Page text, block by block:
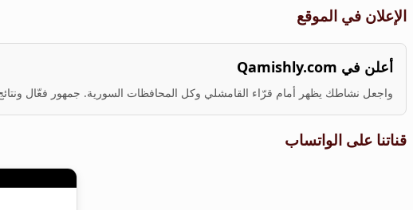
الإعلان في الموقع
أعلن في Qamishly.com
واجعل نشاطك يظهر أمام قرّاء القامشلي وكل المحافظات السورية. جمهور فعّال
قناتنا على الواتساب